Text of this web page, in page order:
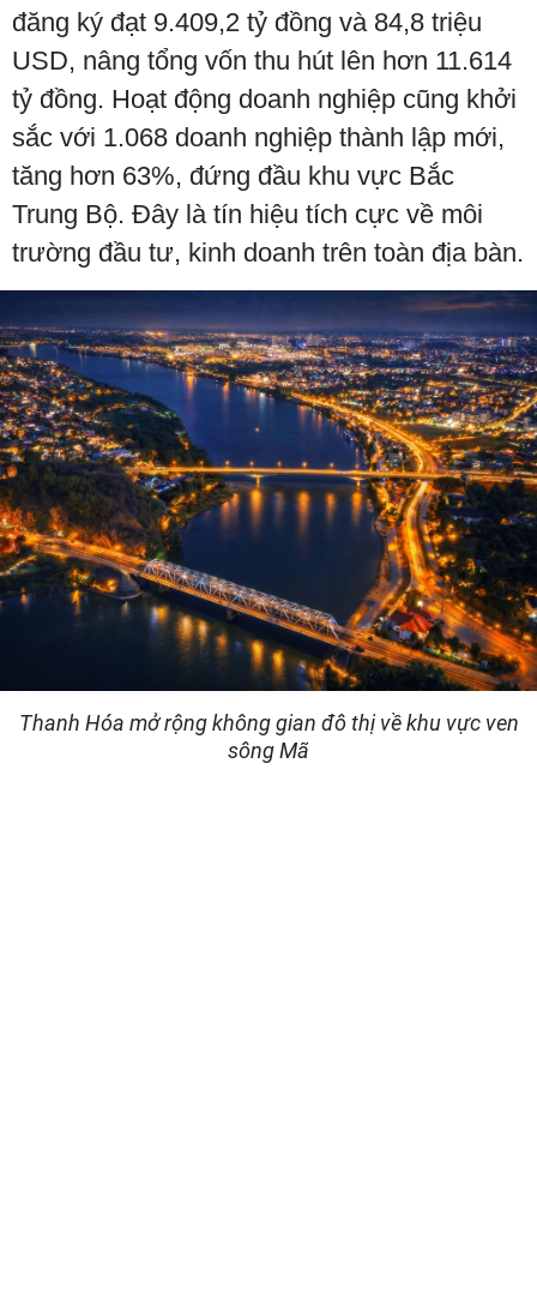
đăng ký đạt 9.409,2 tỷ đồng và 84,8 triệu
USD, nâng tổng vốn thu hút lên hơn 11.614
tỷ đồng. Hoạt động doanh nghiệp cũng khởi
sắc với 1.068 doanh nghiệp thành lập mới,
tăng hơn 63%, đứng đầu khu vực Bắc
Trung Bộ. Đây là tín hiệu tích cực về môi
trường đầu tư, kinh doanh trên toàn địa bàn.
Thanh Hóa mở rộng không gian đô thị về khu vực ven
sông Mã